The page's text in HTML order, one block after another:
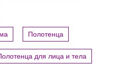
Полотенца
для лица и тела